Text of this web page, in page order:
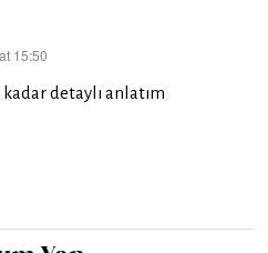
15:50
detaylı anlatım